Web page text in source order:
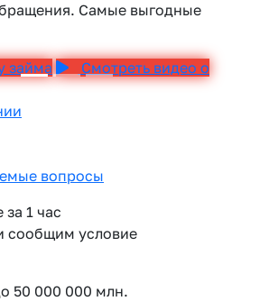
Самые выгодные
займа
Смотреть видео о
вопросы
1 час
сообщим условие
50 000 000 млн.